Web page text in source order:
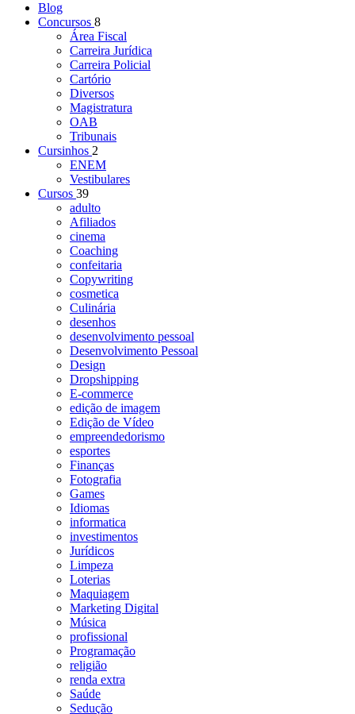
Blog
Concursos 8
Área Fiscal
Carreira Jurídica
Carreira Policial
Cartório
Diversos
Magistratura
OAB
Tribunais
Cursinhos 2
ENEM
Vestibulares
Cursos 39
adulto
Afiliados
cinema
Coaching
confeitaria
Copywriting
cosmetica
Culinária
desenhos
desenvolvimento pessoal
Desenvolvimento Pessoal
Design
Dropshipping
E-commerce
edição de imagem
Edição de Vídeo
empreendedorismo
esportes
Finanças
Fotografia
Games
Idiomas
informatica
investimentos
Jurídicos
Limpeza
Loterias
Maquiagem
Marketing Digital
Música
profissional
Programação
religião
renda extra
Saúde
Sedução